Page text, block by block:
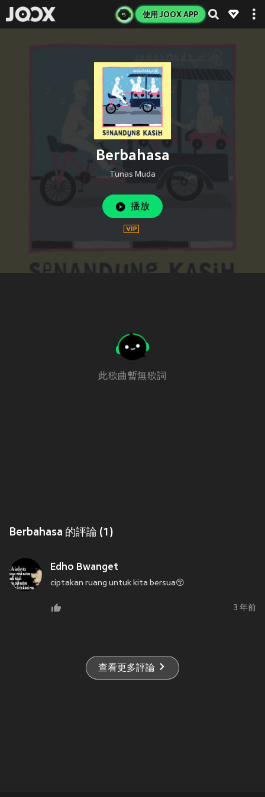
使用 JOOX APP
Berbahasa
Tunas Muda
播放
此歌曲暫無歌詞
Berbahasa 的評論 (1)
Edho Bwanget
ciptakan ruang untuk kita bersua😚
3 年前
查看更多評論